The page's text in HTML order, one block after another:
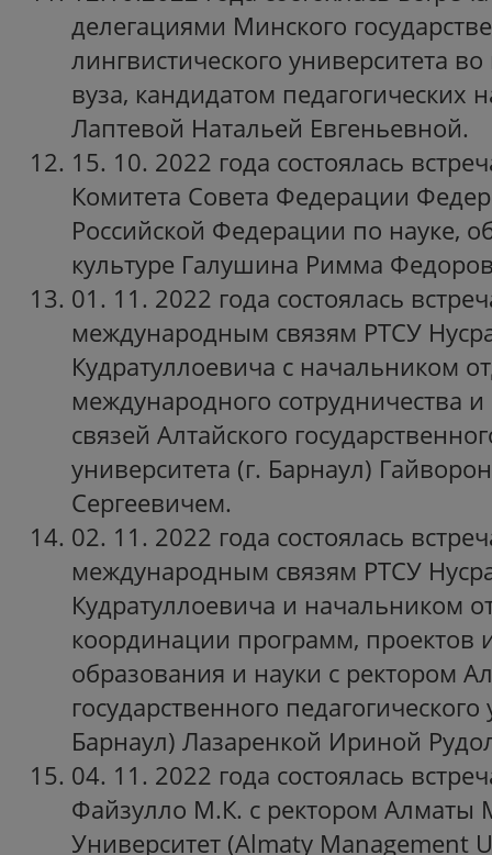
делегациями Минского
лингвистического университета
вуза, кандидатом педагогических
Лаптевой Натальей Евгеньевной.
15. 10. 2022 года состоялась
Комитета Совета Федерации
Российской Федерации по науке,
культуре Галушина Римма
01. 11. 2022 года состоялась
международным связям РТСУ
Кудратуллоевича с начальником
международного сотрудничества
связей Алтайского
университета (г. Барнаул)
Сергеевичем.
02. 11. 2022 года состоялась
международным связям РТСУ
Кудратуллоевича и начальником
координации программ, проектов
образования и науки с ректором
государственного педагогического
Барнаул) Лазаренкой Ириной
04. 11. 2022 года состоялась
Файзулло М.К. с ректором Алматы
Университет (Almaty Management